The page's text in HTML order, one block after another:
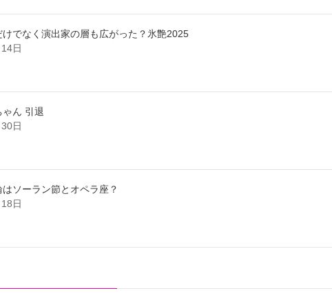
けでなく演出家の層も広がった？氷艶2025
日
ん 引退
日
はソーラン節とオペラ座？
日